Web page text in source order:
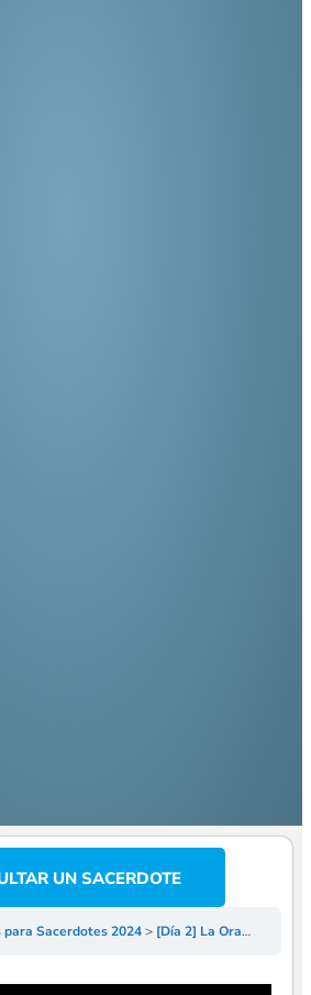
UN SACERDOTE
Sacerdotes 2024 [Día 2] La Oración en los Ejercicios Espirituales – P Gustavo Lombardo